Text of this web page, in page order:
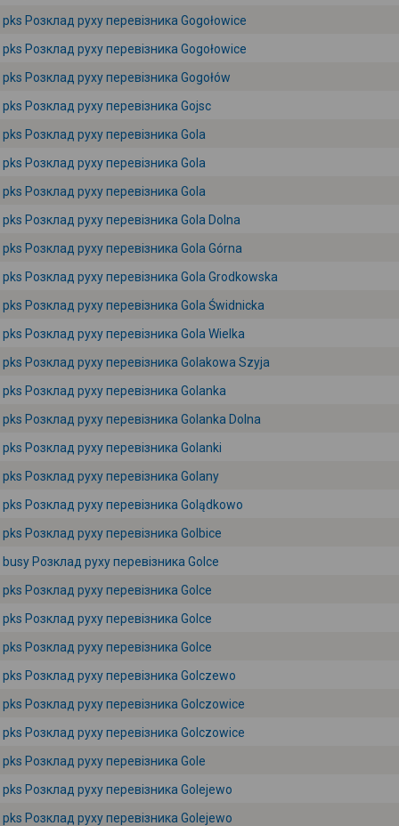
pks Розклад руху перевізника Gogołowice
pks Розклад руху перевізника Gogołowice
pks Розклад руху перевізника Gogołów
pks Розклад руху перевізника Gojsc
pks Розклад руху перевізника Gola
pks Розклад руху перевізника Gola
pks Розклад руху перевізника Gola
pks Розклад руху перевізника Gola Dolna
pks Розклад руху перевізника Gola Górna
pks Розклад руху перевізника Gola Grodkowska
pks Розклад руху перевізника Gola Świdnicka
pks Розклад руху перевізника Gola Wielka
pks Розклад руху перевізника Golakowa Szyja
pks Розклад руху перевізника Golanka
pks Розклад руху перевізника Golanka Dolna
pks Розклад руху перевізника Golanki
pks Розклад руху перевізника Golany
pks Розклад руху перевізника Golądkowo
pks Розклад руху перевізника Golbice
busy Розклад руху перевізника Golce
pks Розклад руху перевізника Golce
pks Розклад руху перевізника Golce
pks Розклад руху перевізника Golce
pks Розклад руху перевізника Golczewo
pks Розклад руху перевізника Golczowice
pks Розклад руху перевізника Golczowice
pks Розклад руху перевізника Gole
pks Розклад руху перевізника Golejewo
pks Розклад руху перевізника Golejewo